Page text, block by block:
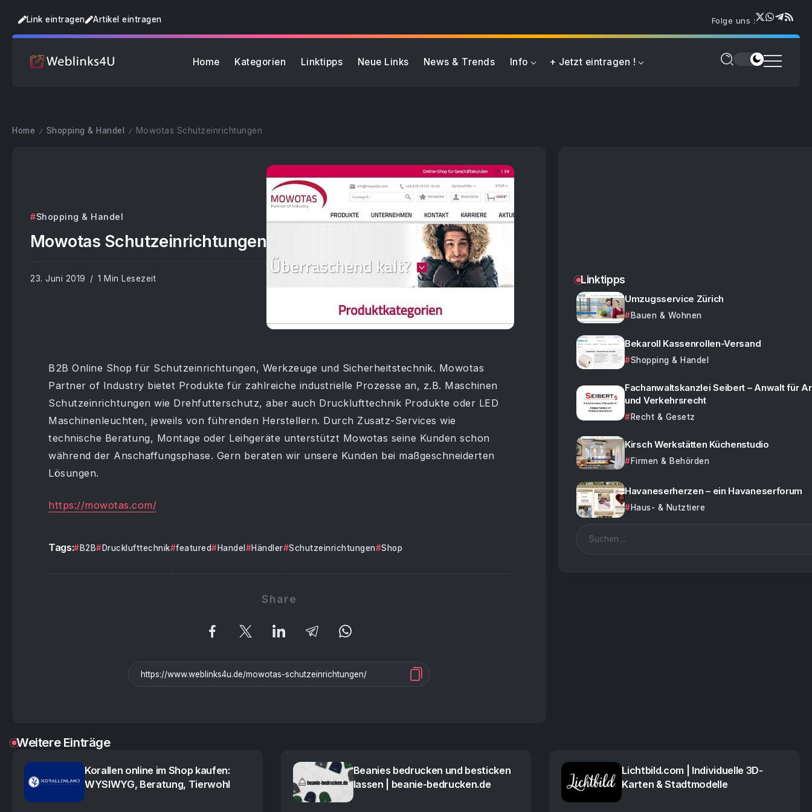
Link eintragen Artikel eintragen Folge uns :
Home Kategorien Linktipps Neue Links News & Trends Info + Jetzt eintragen !
Home / Shopping & Handel / Mowotas Schutzeinrichtungen
Shopping & Handel
Mowotas Schutzeinrichtungen
23. Juni 2019 1 Min Lesezeit
B2B Online Shop für Schutzeinrichtungen, Werkzeuge und Sicherheitstechnik. Mowotas
Partner of Industry bietet Produkte für zahlreiche industrielle Prozesse an, z.B. Maschinen
Schutzeinrichtungen wie Drehfutterschutz, aber auch Drucklufttechnik Produkte oder LED
Maschinenleuchten, jeweils von führenden Herstellern. Durch Zusatz-Services wie
technische Beratung, Montage oder Leihgeräte unterstützt Mowotas seine Kunden schon
während der Anschaffungsphase. Gern beraten wir unsere Kunden bei maßgeschneiderten
Lösungen.
https://mowotas.com/
Tags: B2B Drucklufttechnik featured Handel Händler Schutzeinrichtungen Shop
Share
Linktipps
Umzugsservice Zürich
Bauen & Wohnen
Bekaroll Kassenrollen-Versand
Shopping & Handel
Fachanwaltskanzlei Seibert – Anwalt für
und Verkehrsrecht
Recht & Gesetz
Kirsch Werkstätten Küchenstudio
Firmen & Behörden
Havaneserherzen – ein Havaneserforum
Haus- & Nutztiere
Weitere Einträge
Korallen online im Shop kaufen:
WYSIWYG, Beratung, Tierwohl
Beanies bedrucken und besticken
lassen | beanie-bedrucken.de
Lichtbild.com | Individuelle 3D-
Karten & Stadtmodelle